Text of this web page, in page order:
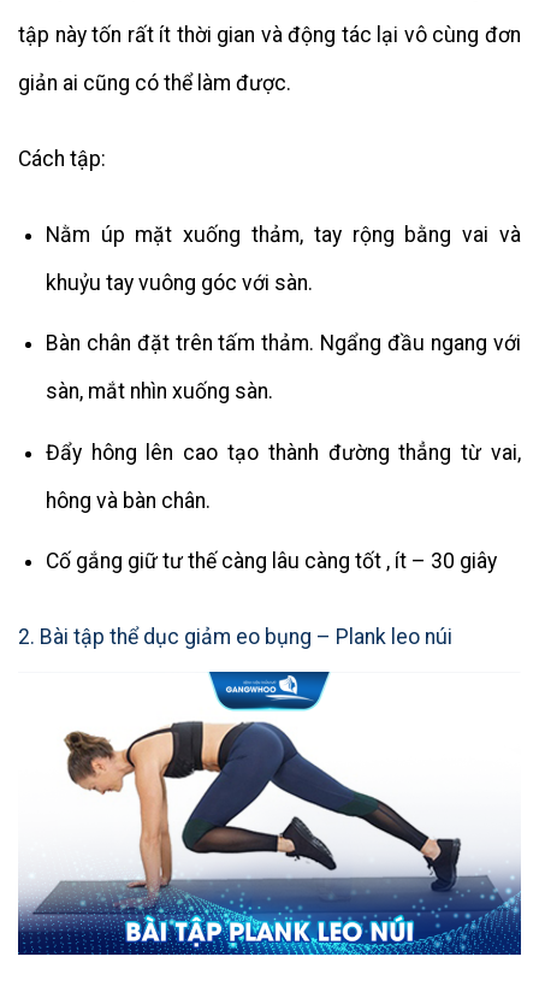
tập này tốn rất ít thời gian và động tác lại vô cùng đơn
giản ai cũng có thể làm được.
Cách tập:
Nằm úp mặt xuống thảm, tay rộng bằng vai và
khuỷu tay vuông góc với sàn.
Bàn chân đặt trên tấm thảm. Ngẩng đầu ngang với
sàn, mắt nhìn xuống sàn.
Đẩy hông lên cao tạo thành đường thẳng từ vai,
hông và bàn chân.
Cố gắng giữ tư thế càng lâu càng tốt , ít – 30 giây
2. Bài tập thể dục giảm eo bụng – Plank leo núi